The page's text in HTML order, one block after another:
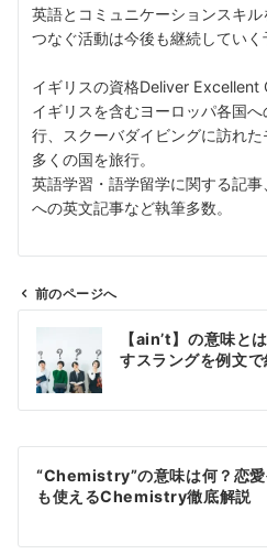
英語とコミュニケーションスキ
つなぐ活動は今後も継続していく
イギリスの資格Deliver Excellent
イギリスを含むヨーロッパ各国
行、スクーバダイビングに訪れ
多くの国を旅行。
英語学習・語学留学に関する記
への英文記事など執筆多数。
ン
前のページへ
【ain’t】の意味と
すスラングを例文
“Chemistry”の意味は何？恋
も使えるChemistry徹底解説